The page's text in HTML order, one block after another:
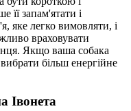
запам'ятати і
яке легко вимовляти, і
враховувати
Якщо ваша собака
більш енергійне
Івонета